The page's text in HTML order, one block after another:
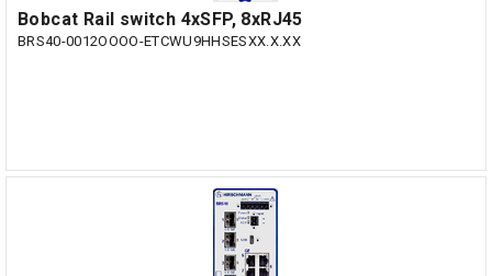
Bobcat Rail switch 4xSFP, 8xRJ45
BRS40-0012OOOO-ETCWU9HHSESXX.X.XX